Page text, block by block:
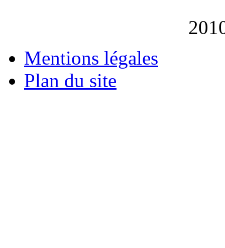
Mentions légales
Plan du site